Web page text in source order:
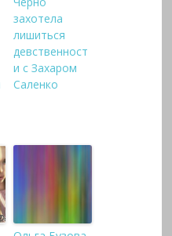
захотела
лишиться
девственност
и с Захаром
Саленко